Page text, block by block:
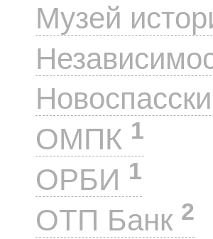
Музей
ОМПК 1
ОРБИ 1
ОТП Банк 2